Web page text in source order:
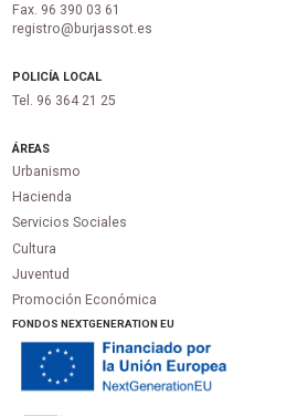
Fax. 96 390 03 61
registro@burjassot.es
POLICÍA LOCAL
Tel. 96 364 21 25
ÁREAS
Urbanismo
Hacienda
Servicios Sociales
Cultura
Juventud
Promoción Económica
FONDOS NEXTGENERATION EU